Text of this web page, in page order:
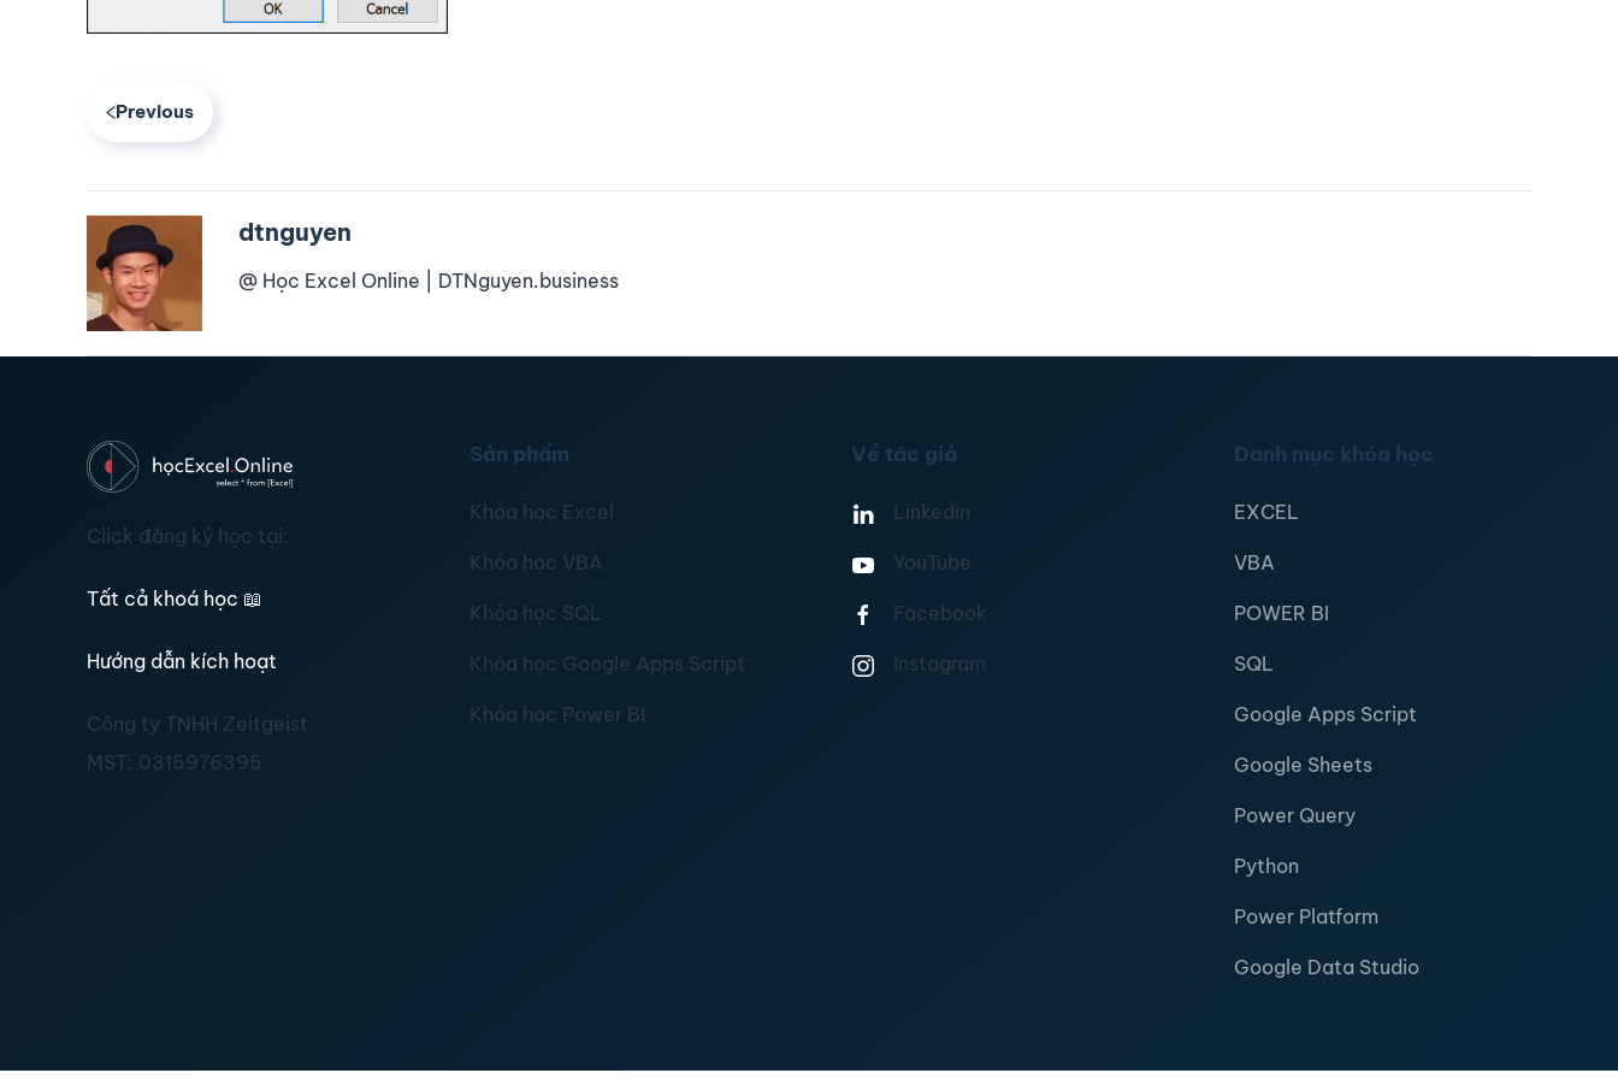
Previous
dtnguyen
@ Học Excel Online | DTNguyen.business
Click đăng ký học tại:
Tất cả khoá học 📖
Hướng dẫn kích hoạt
Công ty TNHH Zeitgeist
MST: 0315976395
Sản phẩm
Khóa học Excel
Khóa học VBA
Khóa học SQL
Khóa học Google Apps Script
Khóa học Power BI
Về tác giả
Linkedin
YouTube
Facebook
Instagram
Danh mục khóa học
EXCEL
VBA
POWER BI
SQL
Google Apps Script
Google Sheets
Power Query
Python
Power Platform
Google Data Studio